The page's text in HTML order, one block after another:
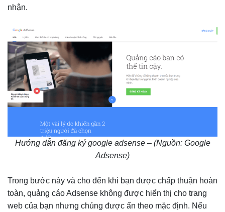
nhận.
Hướng dẫn đăng ký google adsense – (Nguồn: Google
Adsense)
Trong bước này và cho đến khi bạn được chấp thuận hoàn
toàn, quảng cáo Adsense không được hiển thị cho trang
web của bạn nhưng chúng được ẩn theo mặc định. Nếu